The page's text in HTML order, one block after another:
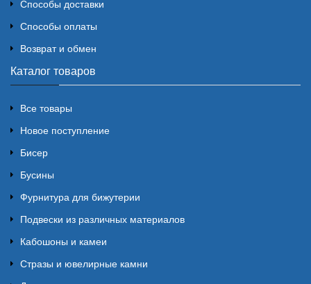
Способы доставки
Способы оплаты
Возврат и обмен
Каталог товаров
Все товары
Новое поступление
Бисер
Бусины
Фурнитура для бижутерии
Подвески из различных материалов
Кабошоны и камеи
Стразы и ювелирные камни